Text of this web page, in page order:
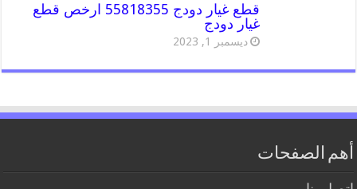
قطع غيار دودج 55818355 ارخص قطع
غيار دودج
ديسمبر 1, 2023
أهم الصفحات